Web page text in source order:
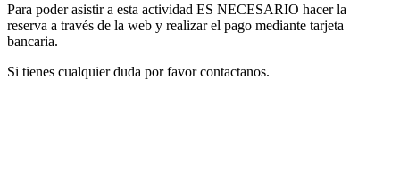
Para poder asistir a esta actividad ES NECESARIO hacer la
reserva a través de la web y realizar el pago mediante tarjeta
bancaria.
Si tienes cualquier duda por favor contactanos.